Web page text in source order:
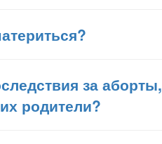
за аборты,
родители?